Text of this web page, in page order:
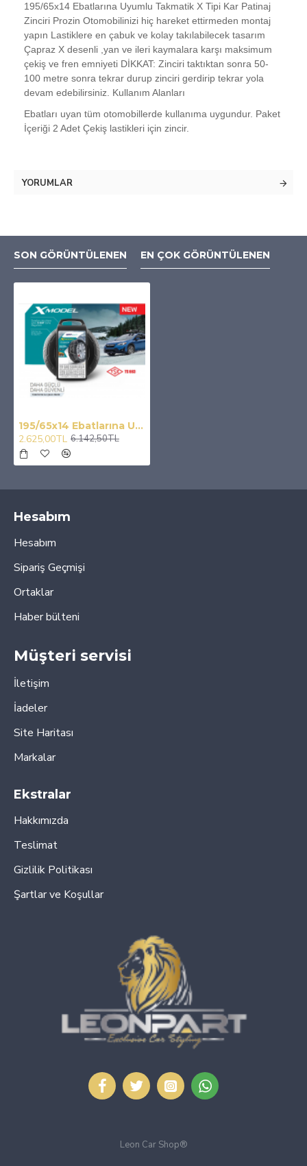
195/65x14 Ebatlarına Uyumlu Takmatik X Tipi Kar Patinaj
Zinciri Prozin Otomobilinizi hiç hareket ettirmeden montaj
yapın Lastiklere en çabuk ve kolay takılabilecek tasarım
Çapraz X desenli ,yan ve ileri kaymalara karşı maksimum
çekiş ve fren emniyeti DİKKAT: Zinciri taktıktan sonra 50-
100 metre sonra tekrar durup zinciri gerdirip tekrar yola
devam edebilirsiniz. Kullanım Alanları
Ebatları uyan tüm otomobillerde kullanıma uygundur. Paket
İçeriği 2 Adet Çekiş lastikleri için zincir.
YORUMLAR
SON GÖRÜNTÜLENEN EN ÇOK GÖRÜNTÜLENEN
195/65x14 Ebatlarına Uyumlu Takmatik X Tipi Kar Patinaj Zinciri
2.625,00TL 6.142,50TL
Hesabım
Hesabım
Sipariş Geçmişi
Ortaklar
Haber bülteni
Müşteri servisi
İletişim
İadeler
Site Haritası
Markalar
Ekstralar
Hakkımızda
Teslimat
Gizlilik Politikası
Şartlar ve Koşullar
Leon Car Shop®